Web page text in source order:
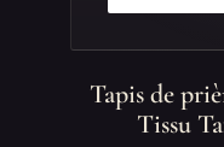
Tapis de
Tissu